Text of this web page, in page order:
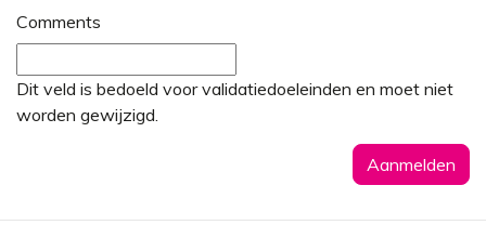
Comments
Dit veld is bedoeld voor validatiedoeleinden en moet niet
worden gewijzigd.